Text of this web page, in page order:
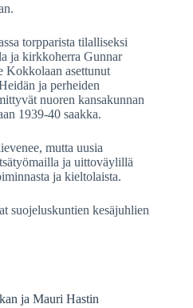
torpparista tilalliseksi
ja kirkkoherra Gunnar
Kokkolaan asettunut
ja perheiden
nuoren kansakunnan
1939-40 saakka.
mutta uusia
ja uittoväylillä
ja kieltolaista.
suojeluskuntien kesäjuhlien
ja Mauri Hastin